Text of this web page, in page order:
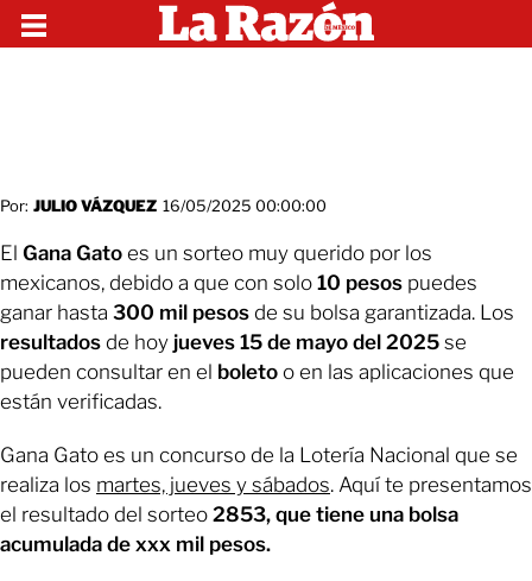
Por: JULIO VÁZQUEZ 16/05/2025 00:00:00
El Gana Gato es un sorteo muy querido por los
mexicanos, debido a que con solo 10 pesos puedes
ganar hasta 300 mil pesos de su bolsa garantizada. Los
resultados de hoy jueves 15 de mayo del 2025 se
pueden consultar en el boleto o en las aplicaciones que
están verificadas.
Gana Gato es un concurso de la Lotería Nacional que se
realiza los martes, jueves y sábados. Aquí te presentamos
el resultado del sorteo 2853, que tiene una bolsa
acumulada de xxx mil pesos.